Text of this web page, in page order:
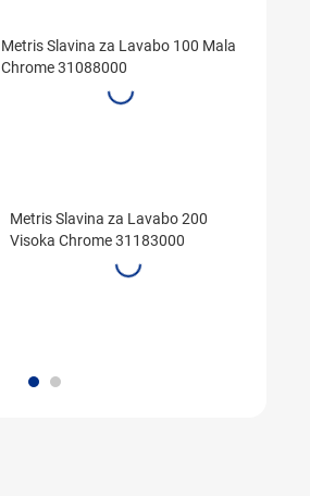
Metris Slavina za Lavabo 100 Mala
Chrome 31088000
Metris Slavina za Lavabo 200
Visoka Chrome 31183000